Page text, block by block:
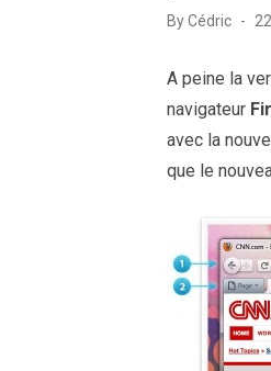
ByCédric
A peine la
navigateur
avec la
que le